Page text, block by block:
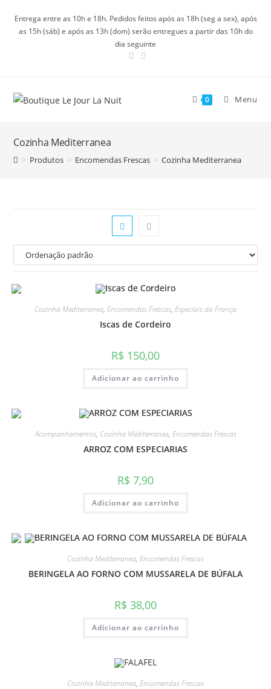
paraEntrega entre as 10h e 18h. Pedidos feitos após as 18h (seg a sex), após
as 15h (sáb) e após as 13h (dom) serão entregues a partir das 10h do
dia seguinte
0 Menu
Cozinha Mediterranea
> Produtos > Encomendas Frescas > Cozinha Mediterranea
Cozinha Mediterranea, Encomendas Frescas, Especiais da França
Iscas de Cordeiro
R$ 150,00
Adicionar ao carrinho
Acompanhamentos, Cozinha Mediterranea, Encomendas Frescas
ARROZ COM ESPECIARIAS
R$ 7,90
Adicionar ao carrinho
Cozinha Mediterranea, Encomendas Frescas
BERINGELA AO FORNO COM MUSSARELA DE BÚFALA
R$ 38,00
Adicionar ao carrinho
Cozinha Mediterranea, Encomendas Frescas